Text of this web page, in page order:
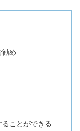
勧め
ことができる